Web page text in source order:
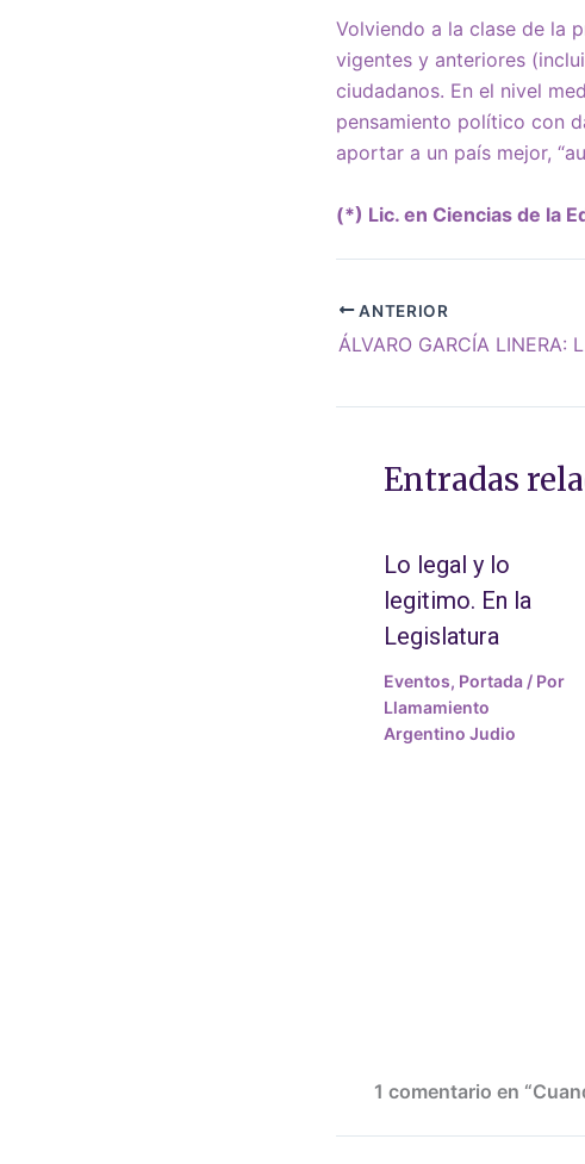
Volviendo a la clase de la
vigentes y anteriores
ciudadanos. En el nivel
pensamiento político con
aportar a un país mejor,
(*) Lic. en Ciencias de la
ANTERIOR
Entradas
Lo legal y lo
legitimo. En la
Legislatura
Eventos, Portada / Por
Llamamiento
Argentino Judio
1 comentario en